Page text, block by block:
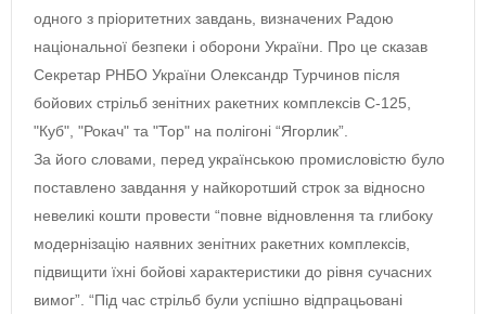
одного з пріоритетних завдань, визначених Радою
національної безпеки і оборони України. Про це сказав
Секретар РНБО України Олександр Турчинов після
бойових стрільб зенітних ракетних комплексів С-125,
"Куб", "Рокач" та "Тор" на полігоні “Ягорлик”.
За його словами, перед українською промисловістю було
поставлено завдання у найкоротший строк за відносно
невеликі кошти провести “повне відновлення та глибоку
модернізацію наявних зенітних ракетних комплексів,
підвищити їхні бойові характеристики до рівня сучасних
вимог”. “Під час стрільб були успішно відпрацьовані